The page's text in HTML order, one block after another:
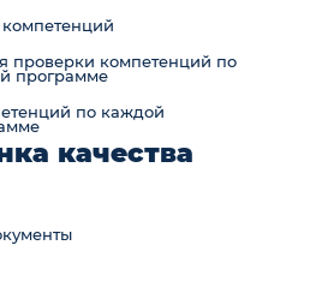
проверки компетенций по
программе
по каждой
качества